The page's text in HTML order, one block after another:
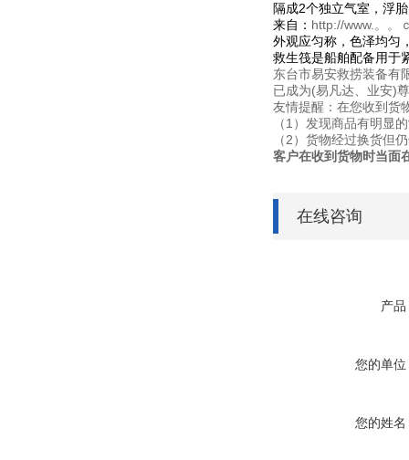
隔成2个独立气室，浮
来自： http://www.。。
外观应匀称，色泽均匀
救生筏是船舶配备用于
东台市易安救捞装备有
已成为(易凡达、业安)
友情提醒：在您收到货
（1）发现商品有明显
（2）货物经过换货但
客户在收到货物时当面
在线咨询
产品
您的单位
您的姓名